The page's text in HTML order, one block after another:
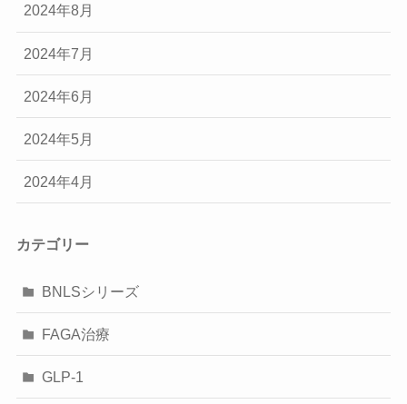
2024年8月
2024年7月
2024年6月
2024年5月
2024年4月
カテゴリー
BNLSシリーズ
FAGA治療
GLP-1